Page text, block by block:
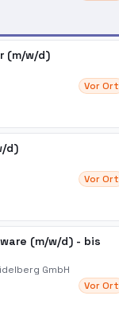
(m/w/d)
Vor Ort
d)
Vor Ort
(m/w/d) - bis
GmbH
Vor Ort